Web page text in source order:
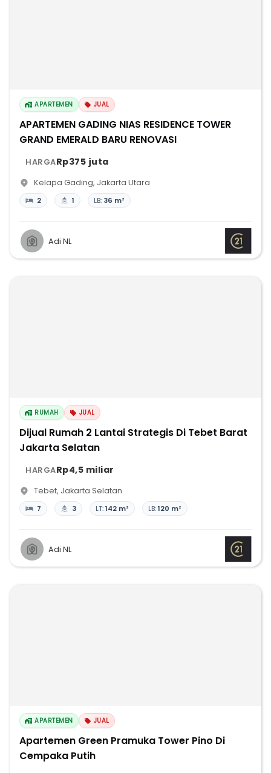
APARTEMEN JUAL
APARTEMEN GADING NIAS RESIDENCE TOWER
GRAND EMERALD BARU RENOVASI
HARGARp375 juta
Kelapa Gading, Jakarta Utara
2 1 LB: 36 m²
Adi NL
RUMAH JUAL
Dijual Rumah 2 Lantai Strategis Di Tebet Barat
Jakarta Selatan
HARGARp4,5 miliar
Tebet, Jakarta Selatan
7 3 LT:142 m² LB:120 m²
Adi NL
APARTEMEN JUAL
Apartemen Green Pramuka Tower Pino Di
Cempaka Putih